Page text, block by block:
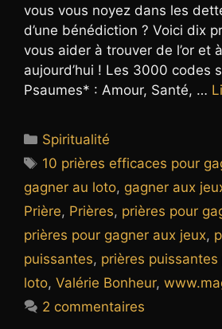
vous vous noyez dans les
d’une bénédiction ? Voici dix
vous aider à trouver de l’or et
aujourd’hui ! Les 3000 codes
Psaumes* : Amour, Santé, …
Catégories
Spiritualité
Étiquettes
10 prières efficaces pour
gagner au loto, gagner aux
Prière, Prières, prières pour
prières pour gagner aux jeux,
puissantes, prières
loto, Valérie Bonheur,
2 commentaires